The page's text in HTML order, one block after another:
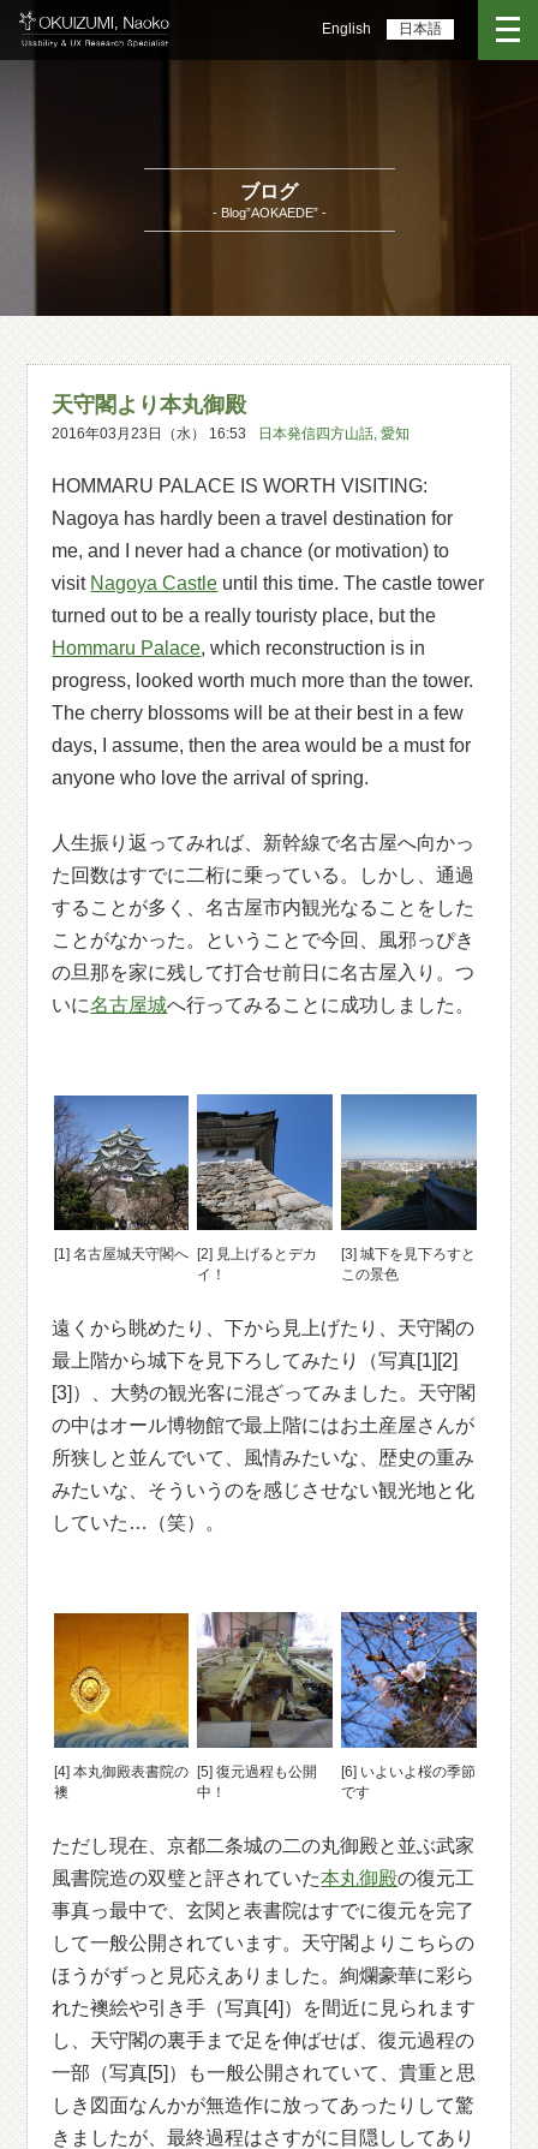
English 日本語
ブログ
- Blog”AOKAEDE” -
天守閣より本丸御殿
2016年03月23日（水） 16:53 日本発信四方山話,愛知
HOMMARU PALACE IS WORTH VISITING:
Nagoya has hardly been a travel destination for
me, and I never had a chance (or motivation) to
visit Nagoya Castle until this time. The castle tower
turned out to be a really touristy place, but the
Hommaru Palace, which reconstruction is in
progress, looked worth much more than the tower.
The cherry blossoms will be at their best in a few
days, I assume, then the area would be a must for
anyone who love the arrival of spring.
人生振り返ってみれば、新幹線で名古屋へ向かっ
た回数はすでに二桁に乗っている。しかし、通過
することが多く、名古屋市内観光なることをした
ことがなかった。ということで今回、風邪っぴき
の旦那を家に残して打合せ前日に名古屋入り。つ
いに名古屋城へ行ってみることに成功しました。
[1] 名古屋城天守閣へ
[2] 見上げるとデカ
イ！
[3] 城下を見下ろすと
この景色
遠くから眺めたり、下から見上げたり、天守閣の
最上階から城下を見下ろしてみたり（写真[1][2]
[3]）、大勢の観光客に混ざってみました。天守閣
の中はオール博物館で最上階にはお土産屋さんが
所狭しと並んでいて、風情みたいな、歴史の重み
みたいな、そういうのを感じさせない観光地と化
していた…（笑）。
[4] 本丸御殿表書院の
襖
[5] 復元過程も公開
中！
[6] いよいよ桜の季節
です
ただし現在、京都二条城の二の丸御殿と並ぶ武家
風書院造の双璧と評されていた本丸御殿の復元工
事真っ最中で、玄関と表書院はすでに復元を完了
して一般公開されています。天守閣よりこちらの
ほうがずっと見応えありました。絢爛豪華に彩ら
れた襖絵や引き手（写真[4]）を間近に見られます
し、天守閣の裏手まで足を伸ばせば、復元過程の
一部（写真[5]）も一般公開されていて、貴重と思
しき図面なんかが無造作に放ってあったりして驚
きましたが、最終過程はさすがに目隠ししてあり